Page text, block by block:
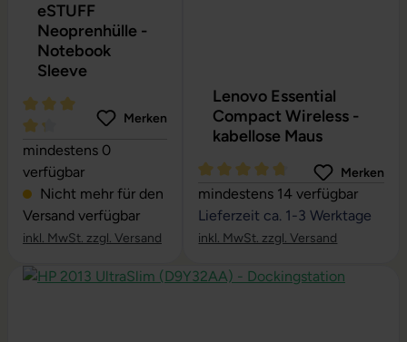
eSTUFF
Neoprenhülle -
Notebook
Sleeve
Durchschnittliche Bewertung von 4.24 von 5 Sternen
Merken
mindestens 0
verfügbar
Nicht mehr für den
Versand verfügbar
inkl. MwSt. zzgl. Versand
Lenovo Essential
Compact Wireless -
kabellose Maus
Durchschnittliche Bewertung
Merken
mindestens 14 verfügbar
Lieferzeit ca. 1-3 Werktage
inkl. MwSt. zzgl. Versand
Produktgalerie überspringen